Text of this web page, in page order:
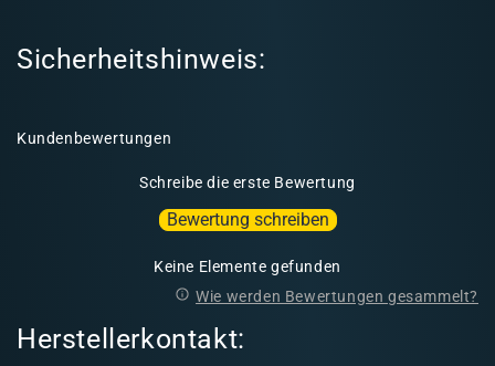
Sicherheitshinweis:
Kundenbewertungen
Schreibe die erste Bewertung
Bewertung schreiben
Keine Elemente gefunden
Wie werden Bewertungen gesammelt?
Herstellerkontakt: